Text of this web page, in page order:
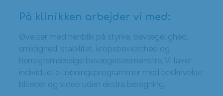
På klinikken arbejder vi med:
Øvelser med henblik på styrke, bevægelighed,
smidighed, stabilitet, kropsbevidsthed og
hensigtsmæssige bevægelsesmønstre. Vi laver
individuelle træningsprogrammer med beskrivelse,
billeder og video uden ekstra beregning.